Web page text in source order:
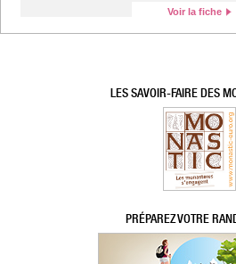
Voir la fiche
LES SAVOIR-FAIRE DES
PRÉPAREZ VOTRE